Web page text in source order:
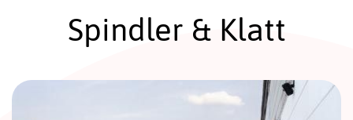
Spindler & Klatt